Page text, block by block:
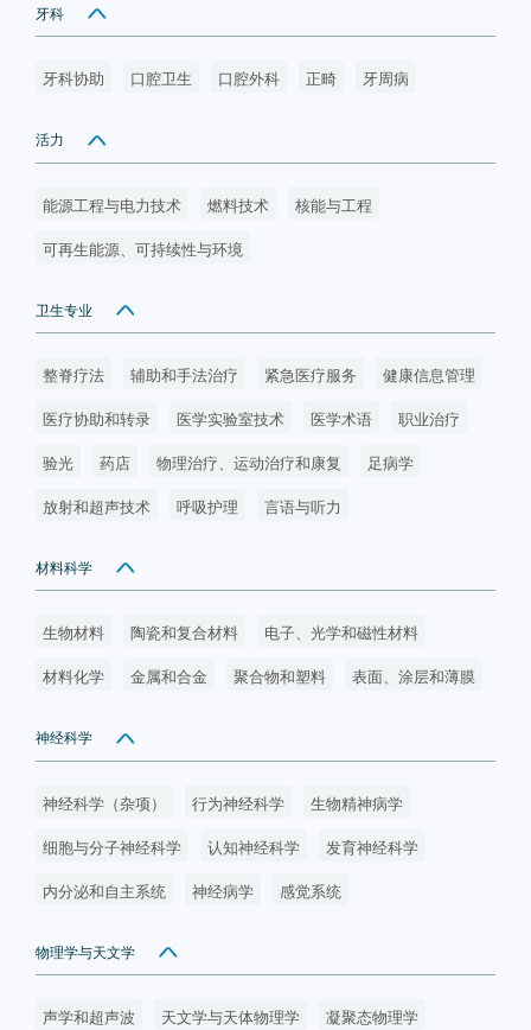
牙科
牙科协助 口腔卫生 口腔外科 正畸 牙周病
活力
能源工程与电力技术 燃料技术
核能与工程
可再生能源、可持续性与环境
卫生专业
整脊疗法 辅助和手法治疗 紧急医疗服务
健康信息管理
医疗协助和转录
医学实验室技术 医学术语
职业治疗
验光
药店 物理治疗、运动治疗和康复
足病学
放射和超声技术
呼吸护理 言语与听力
材料科学
生物材料 陶瓷和复合材料
电子、光学和磁性材料
材料化学
金属和合金 聚合物和塑料 表面、涂层和薄膜
神经科学
神经科学（杂项） 行为神经科学
生物精神病学
细胞与分子神经科学
认知神经科学
发育神经科学
内分泌和自主系统
神经病学 感觉系统
物理学与天文学
声学和超声波 天文学与天体物理学
凝聚态物理学